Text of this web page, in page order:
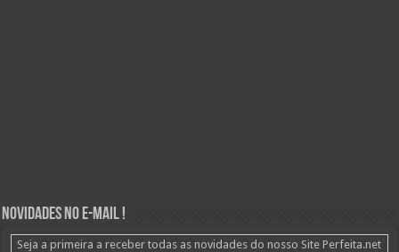
Novidades no E-mail !
Seja a primeira a receber todas as novidades do nosso Site Perfeita.net